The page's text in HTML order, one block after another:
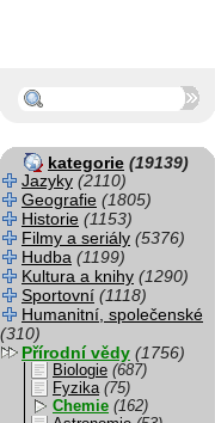
kategorie (19139)
Jazyky (2110)
Geografie (1805)
Historie (1153)
Filmy a seriály (5376)
Hudba (1199)
Kultura a knihy (1290)
Sportovní (1118)
Humanitní, společenské
(310)
Přírodní vědy (1756)
Biologie (687)
Fyzika (75)
Chemie (162)